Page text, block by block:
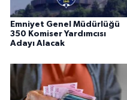
Emniyet Genel Müdürlüğü
350 Komiser Yardımcısı
Adayı Alacak